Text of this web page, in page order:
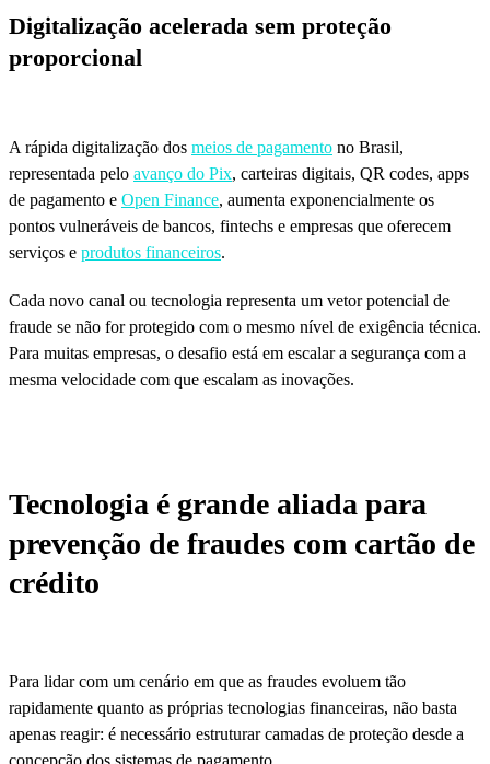
Digitalização acelerada sem proteção
proporcional
A rápida digitalização dos meios de pagamento no Brasil,
representada pelo avanço do Pix, carteiras digitais, QR codes, apps
de pagamento e Open Finance, aumenta exponencialmente os
pontos vulneráveis de bancos, fintechs e empresas que oferecem
serviços e produtos financeiros.
Cada novo canal ou tecnologia representa um vetor potencial de
fraude se não for protegido com o mesmo nível de exigência técnica.
Para muitas empresas, o desafio está em escalar a segurança com a
mesma velocidade com que escalam as inovações.
Tecnologia é grande aliada para
prevenção de fraudes com cartão de
crédito
Para lidar com um cenário em que as fraudes evoluem tão
rapidamente quanto as próprias tecnologias financeiras, não basta
apenas reagir: é necessário estruturar camadas de proteção desde a
concepção dos sistemas de pagamento.